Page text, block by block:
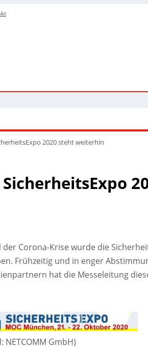
2020 steht weiterhin
Corona-Krise wurde die
Frühzeitig und in enger
hat die Messeleitung
NETCOMM GmbH)